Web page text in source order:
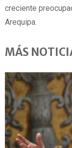
creciente
Arequipa.
MÁS